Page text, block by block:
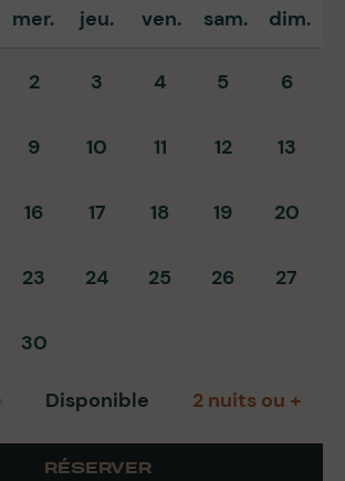
mer. jeu. ven. sam. dim.
2 3 4 5 6
9 10 11 12 13
16 17 18 19 20
23 24 25 26 27
30
Disponible 2 nuits ou +
RÉSERVER